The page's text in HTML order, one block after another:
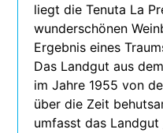
liegt die Tenuta La
wun­der­schö­nen
Ergebnis eines
Das Landgut aus
im Jahre 1955 von
über die Zeit
umfasst das Landgut